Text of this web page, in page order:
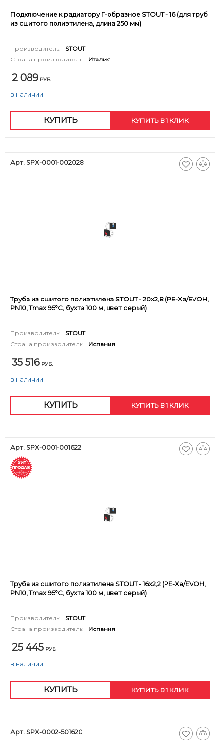
Подключение к радиатору Г-образное STOUT - 16 (для труб
из сшитого полиэтилена, длина 250 мм)
Производитель:
STOUT
Страна производитель:
Италия
2 089 РУБ.
в наличии
КУПИТЬ КУПИТЬ В 1 КЛИК
Арт. SPX-0001-002028
Труба из сшитого полиэтилена STOUT - 20x2,8 (PE-Xa/EVOH,
PN10, Tmax 95°C, бухта 100 м, цвет серый)
Производитель:
STOUT
Страна производитель:
Испания
35 516 РУБ.
в наличии
КУПИТЬ КУПИТЬ В 1 КЛИК
Арт. SPX-0001-001622
Труба из сшитого полиэтилена STOUT - 16x2,2 (PE-Xa/EVOH,
PN10, Tmax 95°C, бухта 100 м, цвет серый)
Производитель:
STOUT
Страна производитель:
Испания
25 445 РУБ.
в наличии
КУПИТЬ КУПИТЬ В 1 КЛИК
Арт. SPX-0002-501620